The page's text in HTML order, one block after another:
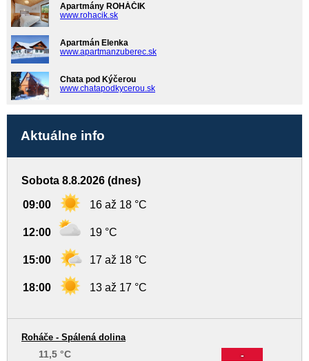
Apartmány ROHÁČIK
www.rohacik.sk
Apartmán Elenka
www.apartmanzuberec.sk
Chata pod Kýčerou
www.chatapodkycerou.sk
Aktuálne info
Sobota 8.8.2026 (dnes)
09:00 16 až 18 °C
12:00 19 °C
15:00 17 až 18 °C
18:00 13 až 17 °C
-
Roháče - Spálená dolina
11,5 °C